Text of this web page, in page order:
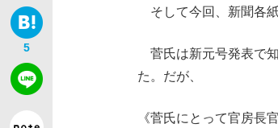
5
そして今回、新聞各
菅氏は新元号発表で
た。だが、
《菅氏にとって官房長